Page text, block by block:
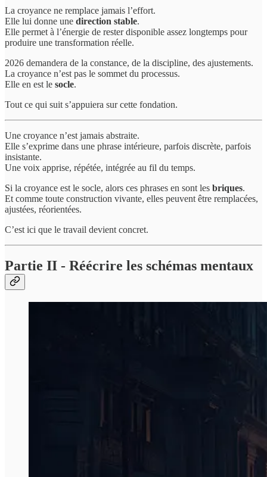
La croyance ne remplace jamais l’effort.
Elle lui donne une direction stable.
Elle permet à l’énergie de rester disponible assez longtemps pour
produire une transformation réelle.
2026 demandera de la constance, de la discipline, des ajustements.
La croyance n’est pas le sommet du processus.
Elle en est le socle.
Tout ce qui suit s’appuiera sur cette fondation.
Une croyance n’est jamais abstraite.
Elle s’exprime dans une phrase intérieure, parfois discrète, parfois
insistante.
Une voix apprise, répétée, intégrée au fil du temps.
Si la croyance est le socle, alors ces phrases en sont les briques.
Et comme toute construction vivante, elles peuvent être remplacées,
ajustées, réorientées.
C’est ici que le travail devient concret.
Partie II - Réécrire les schémas mentaux